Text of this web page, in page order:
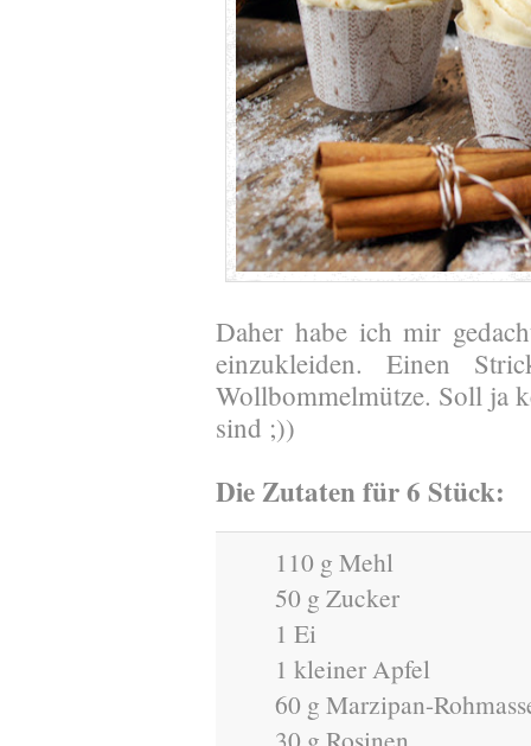
Daher habe ich mir
einzukleiden. Einen
Wollbommelmütze. Soll ja
sind ;))
Die Zutaten für 6 Stück:
110 g Mehl
50 g Zucker
1 Ei
1 kleiner Apfel
60 g Marzipan-